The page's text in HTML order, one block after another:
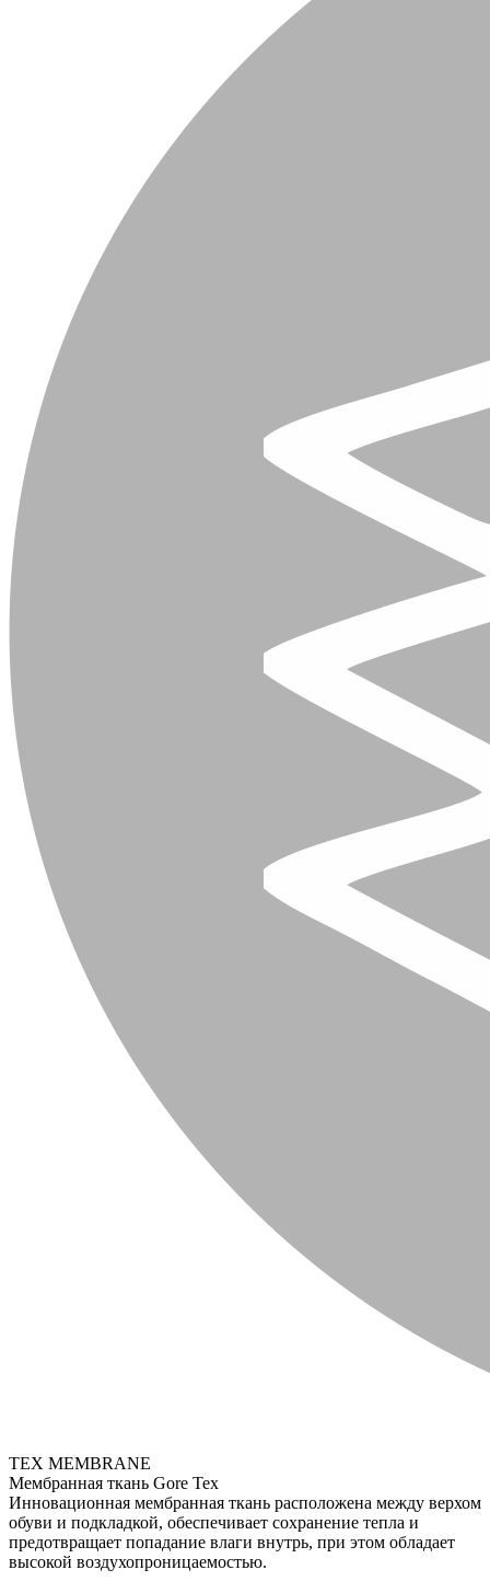
TEX MEMBRANE
Мембранная ткань Gore Tex
Инновационная мембранная ткань расположена между верхом
обуви и подкладкой, обеспечивает сохранение тепла и
предотвращает попадание влаги внутрь, при этом обладает
высокой воздухопроницаемостью.